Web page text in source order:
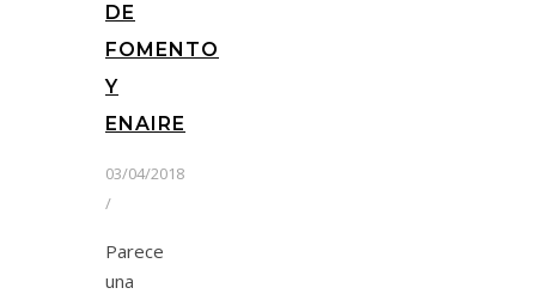
DE
FOMENTO
Y
ENAIRE
03/04/2018
/
Parece
una